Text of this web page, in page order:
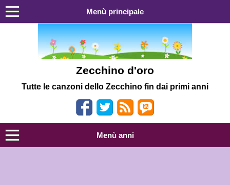
Menù principale
Zecchino d'oro
Tutte le canzoni dello Zecchino fin dai primi anni
Menù anni